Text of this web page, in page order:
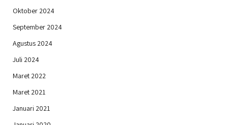
Oktober 2024
September 2024
Agustus 2024
Juli 2024
Maret 2022
Maret 2021
Januari 2021